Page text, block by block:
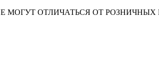
МОГУТ ОТЛИЧАТЬСЯ ОТ